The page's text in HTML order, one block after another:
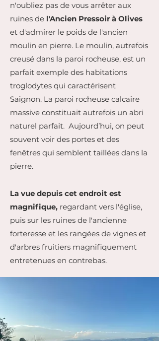
n'oubliez pas de vous arrêter aux
ruines de l'Ancien Pressoir à Olives
et d'admirer le poids de l'ancien
moulin en pierre. Le moulin, autrefois
creusé dans la paroi rocheuse, est un
parfait exemple des habitations
troglodytes qui caractérisent
Saignon. La paroi rocheuse calcaire
massive constituait autrefois un abri
naturel parfait. Aujourd’hui, on peut
souvent voir des portes et des
fenêtres qui semblent taillées dans la
pierre.
La vue depuis cet endroit est
magnifique, regardant vers l'église,
puis sur les ruines de l'ancienne
forteresse et les rangées de vignes et
d'arbres fruitiers magnifiquement
entretenues en contrebas.